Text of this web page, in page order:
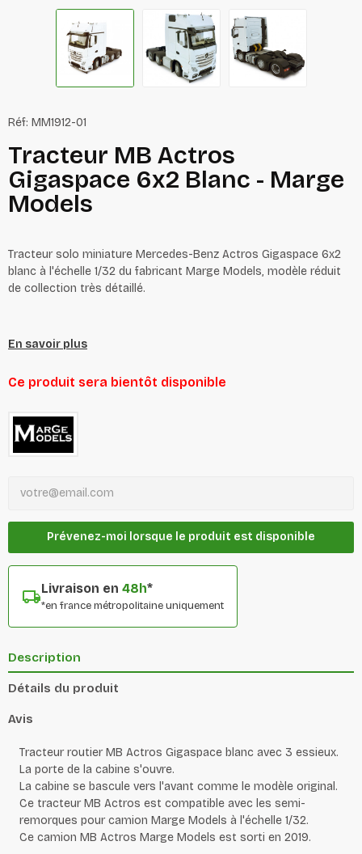
Réf: MM1912-01
Tracteur MB Actros
Gigaspace 6x2 Blanc - Marge
Models
Tracteur solo miniature Mercedes-Benz Actros Gigaspace 6x2
blanc à l'échelle 1/32 du fabricant Marge Models, modèle réduit
de collection très détaillé.
En savoir plus
Ce produit sera bientôt disponible
Prévenez-moi lorsque le produit est disponible
Livraison en 48h*
*en france métropolitaine uniquement
Description
Détails du produit
Avis
Tracteur routier MB Actros Gigaspace blanc avec 3 essieux.
La porte de la cabine s'ouvre.
La cabine se bascule vers l'avant comme le modèle original.
Ce tracteur MB Actros est compatible avec les semi-
remorques pour camion Marge Models à l'échelle 1/32.
Ce camion MB Actros Marge Models est sorti en 2019.